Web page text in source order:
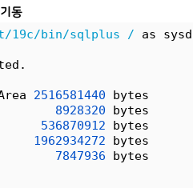
동
19c/bin/sqlplus / as
2516581440 bytes
8928320 bytes
536870912 bytes
1962934272 bytes
7847936 bytes